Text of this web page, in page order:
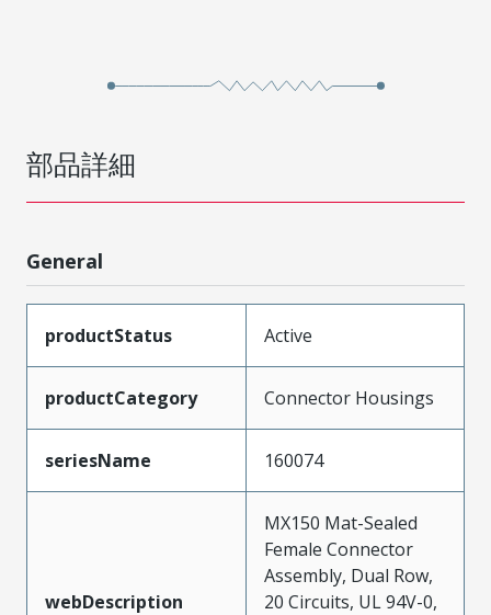
部品詳細
General
productStatus Active
productCategory Connector Housings
seriesName 160074
webDescription
MX150 Mat-Sealed
Female Connector
Assembly, Dual Row,
20 Circuits, UL 94V-0,